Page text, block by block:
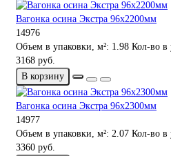
Вагонка осина Экстра 96х2200мм
14976
Объем в упаковки, м²: 1.98 Кол-во в
3168 руб.
В корзину
Вагонка осина Экстра 96х2300мм
14977
Объем в упаковки, м²: 2.07 Кол-во в
3360 руб.